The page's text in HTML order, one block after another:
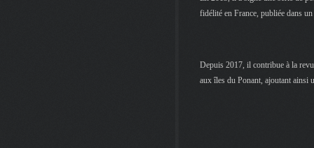
fidélité en France, publiée dans
Depuis 2017, il contribue à la
aux îles du Ponant, ajoutant ainsi